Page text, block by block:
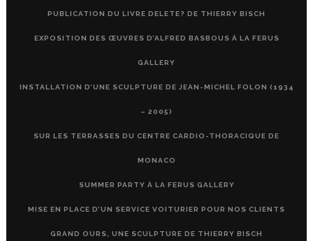
PUBLICATION DU LIVRE DELETE? DE THIERRY BISCH
EXPOSITION DES ŒUVRES D’ALFRED BASBOUS À LA FERUS
GALLERY
INSTALLATION D’UNE SCULPTURE DE JEAN-MICHEL FOLON (1934
– 2005)
SUR LES TERRASSES DU CENTRE CARDIO-THORACIQUE DE
MONACO
SUMMER PARTY À LA FERUS GALLERY
MISE EN PLACE D’UN SERVICE VOITURIER POUR NOS CLIENTS
GRAND OURS, UNE SCULPTURE DE THIERRY BISCH